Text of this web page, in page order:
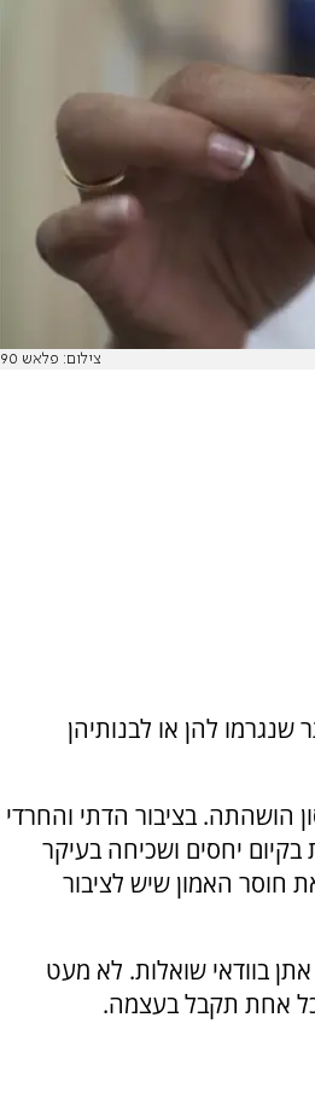
צילום: פלאש 90
להן או לבנותיהן
הושהתה. בציבור הדתי והחרדי
בקיום יחסים ושכיחה בעיקר
חוסר האמון שיש לציבור
בוודאי שואלות. לא מעט
כל אחת תקבל בעצמה.